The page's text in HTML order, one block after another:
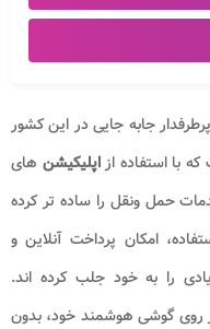
جابه جایی در این کشور
با استفاده ازاپلیکیشن های
حمل ونقل را ساده تر کرده
امکان پرداخت آنلاین و
را به خود جلب کرده اند.
روی گوشی هوشمند خود، بدون